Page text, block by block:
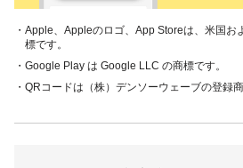
・Apple、Appleのロゴ、App Storeは、米国お
標です。
・Google Play は Google LLC の商標です。
・QRコードは（株）デンソーウェーブの登録商